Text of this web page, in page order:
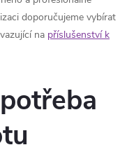
doporučujeme vybírat
na příslušenství k